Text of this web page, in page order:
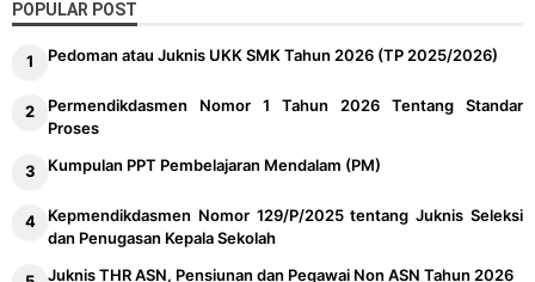
POPULAR POST
Pedoman atau Juknis UKK SMK Tahun 2026 (TP 2025/2026)
Permendikdasmen Nomor 1 Tahun 2026 Tentang Standar
Proses
Kumpulan PPT Pembelajaran Mendalam (PM)
Kepmendikdasmen Nomor 129/P/2025 tentang Juknis Seleksi
dan Penugasan Kepala Sekolah
Juknis THR ASN, Pensiunan dan Pegawai Non ASN Tahun 2026